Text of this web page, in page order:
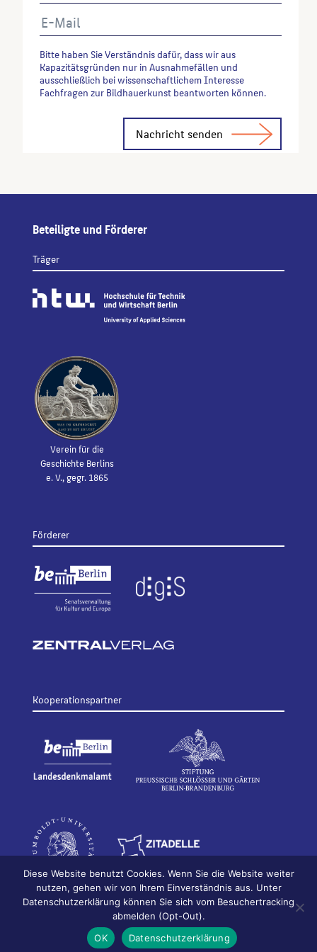
Bitte haben Sie Verständnis dafür, dass wir aus
Kapazitätsgründen nur in Ausnahmefällen und
ausschließlich bei wissenschaftlichem Interesse
Fachfragen zur Bildhauerkunst beantworten können.
Beteiligte und Förderer
Träger
Verein für die
Geschichte Berlins
e. V., gegr. 1865
Förderer
Kooperationspartner
Bildhauerei in Berlin
Impressum
Datenschutz
Diese Website benutzt Cookies. Wenn Sie die Website weiter
nutzen, gehen wir von Ihrem Einverständnis aus. Unter
Datenschutzerklärung können Sie sich vom Besuchertracking
abmelden (Opt-Out).
OK
Datenschutzerklärung